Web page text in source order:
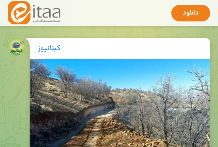
دانلود